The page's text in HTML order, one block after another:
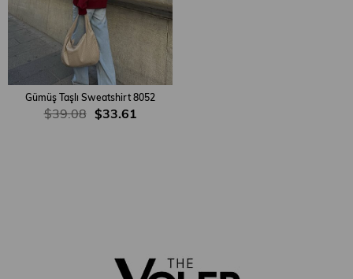
Gümüş Taşlı Sweatshirt 8052
$33.61
$39.08